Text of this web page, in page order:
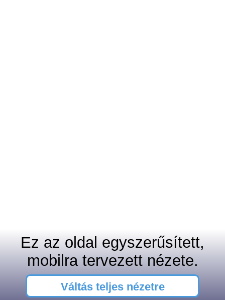
Ez az oldal egyszerűsített,
mobilra tervezett nézete.
Váltás teljes nézetre